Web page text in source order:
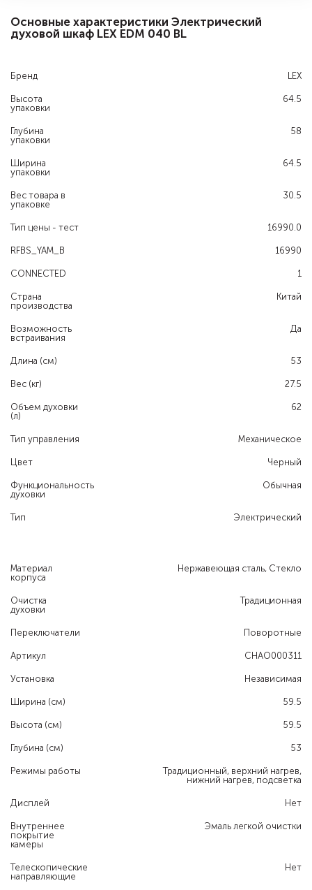
Основные характеристики Электрический
духовой шкаф LEX EDM 040 BL
Бренд LEX
Высота
упаковки
64.5
Глубина
упаковки
58
Ширина
упаковки
64.5
Вес товара в
упаковке
30.5
Тип цены - тест 16990.0
RFBS_YAM_B 16990
CONNECTED 1
Страна
производства
Китай
Возможность
встраивания
Да
Длина (см) 53
Вес (кг) 27.5
Объем духовки
(л)
62
Тип управления Механическое
Цвет Черный
Функциональность
духовки
Обычная
Тип Электрический
Материал
корпуса
Нержавеющая сталь, Стекло
Очистка
духовки
Традиционная
Переключатели Поворотные
Артикул CHAO000311
Установка Независимая
Ширина (см) 59.5
Высота (см) 59.5
Глубина (см) 53
Режимы работы
Традиционный, верхний нагрев,
нижний нагрев, подсветка
Дисплей Нет
Внутреннее
покрытие
камеры
Эмаль легкой очистки
Телескопические
направляющие
Нет